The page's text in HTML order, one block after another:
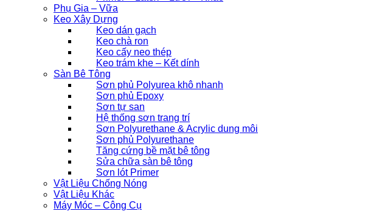
Phụ Gia – Vữa
Keo Xây Dựng
Keo dán gạch
Keo chà ron
Keo cấy neo thép
Keo trám khe – Kết dính
Sàn Bê Tông
Sơn phủ Polyurea khô nhanh
Sơn phủ Epoxy
Sơn tự san
Hệ thống sơn trang trí
Sơn Polyurethane & Acrylic dung môi
Sơn phủ Polyurethane
Tăng cứng bề mặt bê tông
Sửa chữa sàn bê tông
Sơn lót Primer
Vật Liệu Chống Nóng
Vật Liệu Khác
Máy Móc – Công Cụ